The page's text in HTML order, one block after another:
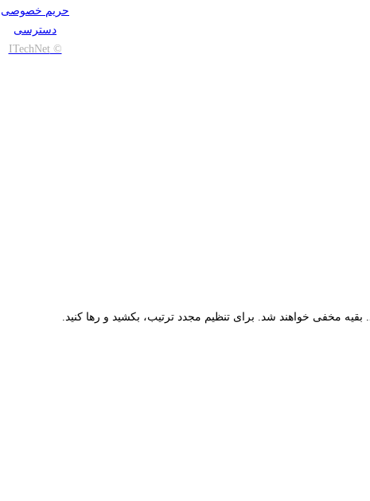
حریم خصوصی
دسترسی
© ITechNet
بقیه مخفی خواهند شد. برای تنظیم مجدد ترتیب، بکشید و رها کنید.